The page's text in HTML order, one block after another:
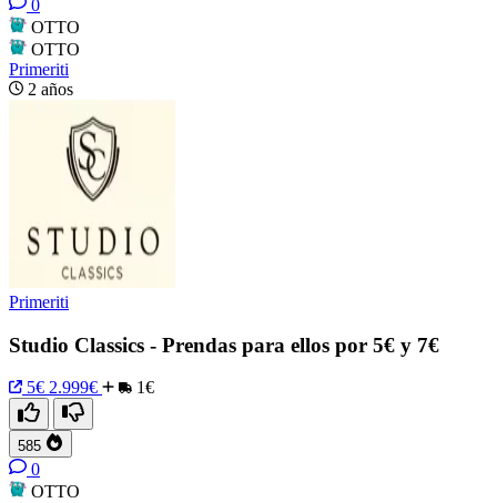
0
OTTO
OTTO
Primeriti
2 años
Primeriti
Studio Classics - Prendas para ellos por 5€ y 7€
5€ 2.999€ 1€
585
0
OTTO